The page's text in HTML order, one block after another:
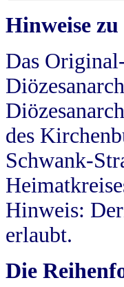
Hinweise
Das
des
Schwank-
Hinweis:
erlaubt.
Die